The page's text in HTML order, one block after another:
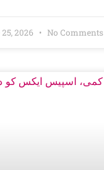
2026 No Comments